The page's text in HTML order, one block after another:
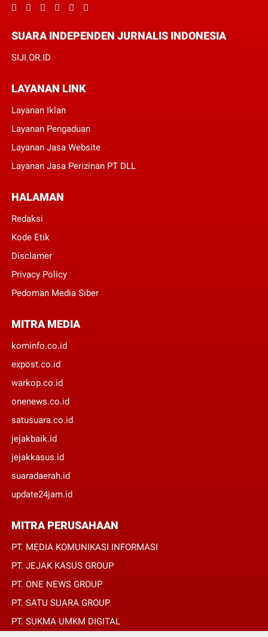
SUARA INDEPENDEN JURNALIS INDONESIA
SIJI.OR.ID
LAYANAN LINK
Layanan Iklan
Layanan Pengaduan
Layanan Jasa Website
Layanan Jasa Perizinan PT DLL
HALAMAN
Redaksi
Kode Etik
Disclamer
Privacy Policy
Pedoman Media Siber
MITRA MEDIA
kominfo.co.id
expost.co.id
warkop.co.id
onenews.co.id
satusuara.co.id
jejakbaik.id
jejakkasus.id
suaradaerah.id
update24jam.id
MITRA PERUSAHAAN
PT. MEDIA KOMUNIKASI INFORMASI
PT. JEJAK KASUS GROUP
PT. ONE NEWS GROUP
PT. SATU SUARA GROUP
PT. SUKMA UMKM DIGITAL